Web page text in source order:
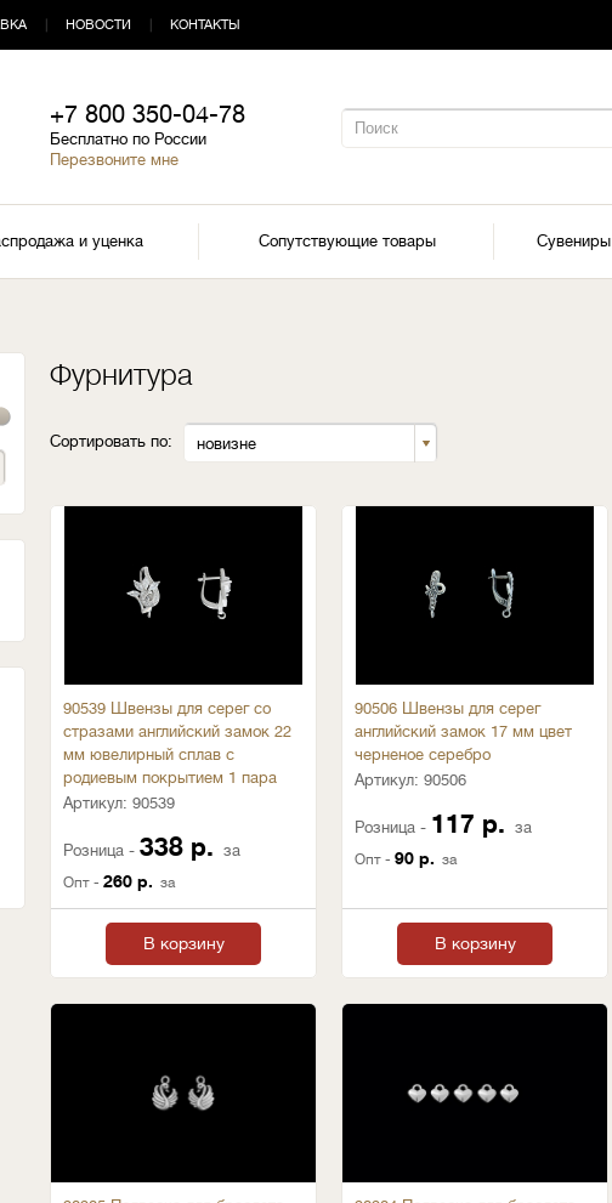
НОВОСТИ КОНТАКТЫ
+7 800 350-04-78
Бесплатно по России
Перезвоните мне
и уценка Сопутствующие товары Сувениры
Фурнитура
Сортировать по: новизне
90539 Швензы для серег со
стразами английский замок 22
мм ювелирный сплав с
родиевым покрытием 1 пара
Артикул: 90539
Розница - 338 р. за
Опт - 260 р. за
В корзину
90506 Швензы для серег
английский замок 17 мм цвет
черненое серебро
Артикул: 90506
Розница - 117 р. за
Опт - 90 р. за
В корзину